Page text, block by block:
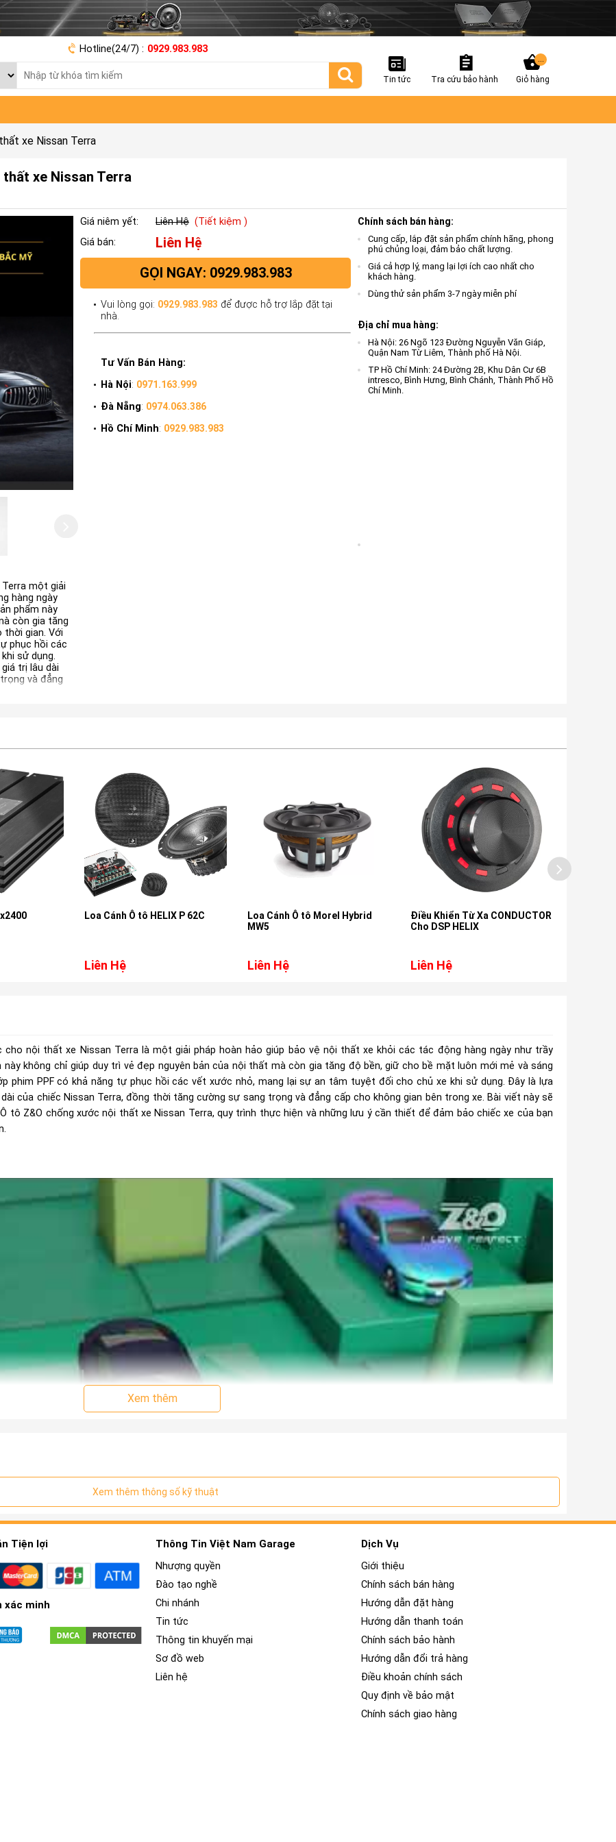
Hotline(24/7) : 0929.983.983
Tin tức Tra cứu bảo hành Giỏ hàng
xe Nissan Terra
thất xe Nissan Terra
Terra một giải
hàng ngày
phẩm này
còn gia tăng
thời gian. Với
phục hồi các
sử dụng.
trị lâu dài
và đẳng
Giá niêm yết: Liên Hệ (Tiết kiệm )
Giá bán:
Liên Hệ
GỌI NGAY: 0929.983.983
Vui lòng gọi: 0929.983.983 để được hỗ trợ lắp đặt tại
nhà.
Tư Vấn Bán Hàng:
Hà Nội: 0971.163.999
Đà Nẵng: 0974.063.386
Hồ Chí Minh: 0929.983.983
Chính sách bán hàng:
Cung cấp, lắp đặt sản phẩm chính hãng, phong
phú chủng loại, đảm bảo chất lượng.
Giá cả hợp lý, mang lại lợi ích cao nhất cho
khách hàng.
Dùng thử sản phẩm 3-7 ngày miễn phí
Địa chỉ mua hàng:
Hà Nội: 26 Ngõ 123 Đường Nguyễn Văn Giáp,
Quận Nam Từ Liêm, Thành phố Hà Nội.
TP Hồ Chí Minh: 24 Đường 2B, Khu Dân Cư 6B
intresco, Bình Hưng, Bình Chánh, Thành Phố Hồ
Chí Minh.
Loa Cánh Ô tô HELIX P 62C
Liên Hệ
Loa Cánh Ô tô Morel Hybrid
MW5
Liên Hệ
Điều Khiển Từ Xa CONDUCTOR
Cho DSP HELIX
Liên Hệ
cho nội thất xe Nissan Terra là một giải pháp hoàn hảo giúp bảo vệ nội thất xe khỏi các tác động hàng ngày như trầy
không chỉ giúp duy trì vẻ đẹp nguyên bản của nội thất mà còn gia tăng độ bền, giữ cho bề mặt luôn mới mẻ và sáng
phim PPF có khả năng tự phục hồi các vết xước nhỏ, mang lại sự an tâm tuyệt đối cho chủ xe khi sử dụng. Đây là lựa
của chiếc Nissan Terra, đồng thời tăng cường sự sang trọng và đẳng cấp cho không gian bên trong xe. Bài viết này sẽ
tô Z&O chống xước nội thất xe Nissan Terra, quy trình thực hiện và những lưu ý cần thiết để đảm bảo chiếc xe của bạn
thành phần và thiết bị bên trong xe hơi, như ghế ngồi, bảng điều khiển, hệ thống âm thanh, điều hòa không khí, hệ
chi tiết ốp, bọc trên xe và các chi tiết khác.
nghi cho người lái và hành khách, ngoài ra nó còn tăng tính thẩm mỹ, sang trọng của 1 chiếc xe ô tô. Nếu bạn vào
xe ô tô có trị giá 1 tỷ cùng phân khúc xe ô tô thì bạn sẽ thấy sự khác biệt rõ rệt về nội thất của 2 chiếc xe ô tô đó. Nội
nhau như da, vải, nhựa và kim loại để tạo ra các kết cấu, màu sắc và hình dáng khác nhau.
chi tiết nội thất của xe ô tô để giữ cho bề mặt nội thất luôn sáng bóng và tươi mới. Phim PPF (Paint Protection Film)
vì thế, chúng có khả năng chịu lực tốt và độ đàn hồi cao.
việt và chống tia UV hiệu quả, giúp bảo vệ toàn diện cho các chi tiết nội thất của xe. Lớp phim trong suốt này không chỉ
Xem thêm
Xem thêm thông số kỹ thuật
Tiện lợi
xác minh
Thông Tin Việt Nam Garage
Nhượng quyền
Đào tạo nghề
Chi nhánh
Tin tức
Thông tin khuyến mại
Sơ đồ web
Liên hệ
Dịch Vụ
Giới thiệu
Chính sách bán hàng
Hướng dẫn đặt hàng
Hướng dẫn thanh toán
Chính sách bảo hành
Hướng dẫn đổi trả hàng
Điều khoản chính sách
Quy định về bảo mật
Chính sách giao hàng